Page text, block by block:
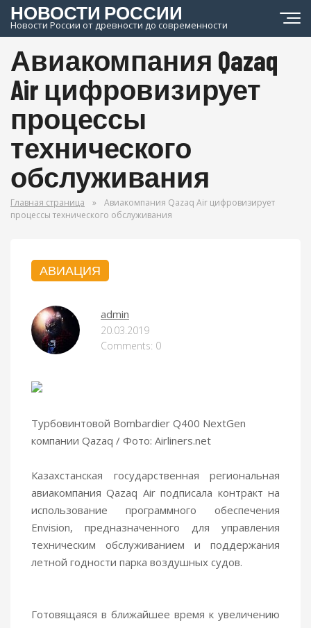
НОВОСТИ РОССИИ
Новости России от древности до современности
Авиакомпания Qazaq
Air цифровизирует
процессы
технического
обслуживания
Главная страница »
Авиакомпания Qazaq Air цифровизирует
процессы технического обслуживания
АВИАЦИЯ
admin
20.03.2019
Comments: 0
Турбовинтовой Bombardier Q400 NextGen
компании Qazaq / Фото: Airliners.net
Казахстанская государственная региональная
авиакомпания Qazaq Air подписала контракт на
использование программного обеспечения
Envision, предназначенного для управления
техническим обслуживанием и поддержания
летной годности парка воздушных судов.
Готовящаяся в ближайшее время к увеличению